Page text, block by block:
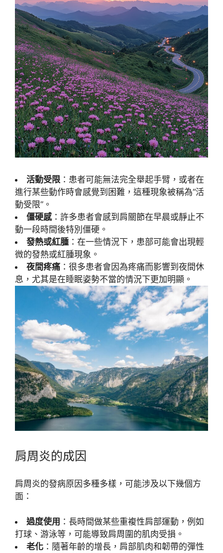
活動受限 ：患者可能無法完全舉起手臂，或者在
進行某些動作時會感覺到困難，這種現象被稱為“活
動受限”。
僵硬感：許多患者會感到肩關節在早晨或靜止不
動一段時間後特別僵硬。
發熱或紅腫 ：在一些情況下，患部可能會出現輕
微的發熱或紅腫現象。
夜間疼痛 ：很多患者會因為疼痛而影響到夜間休
息，尤其是在睡眠姿勢不當的情況下更加明顯。
肩周炎的成因
肩周炎的發病原因多種多樣，可能涉及以下幾個方
面：
過度使用 ：長時間做某些重複性肩部運動，例如
打球、游泳等，可能導致肩周圍的肌肉受損。
老化 ：隨著年齡的增長，肩部肌肉和韌帶的彈性